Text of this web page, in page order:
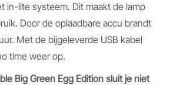
in-lite systeem. Dit maakt de lamp
Door de oplaadbare accu brandt
Met de bijgeleverde USB kabel
time weer op.
Big Green Egg Edition sluit je niet